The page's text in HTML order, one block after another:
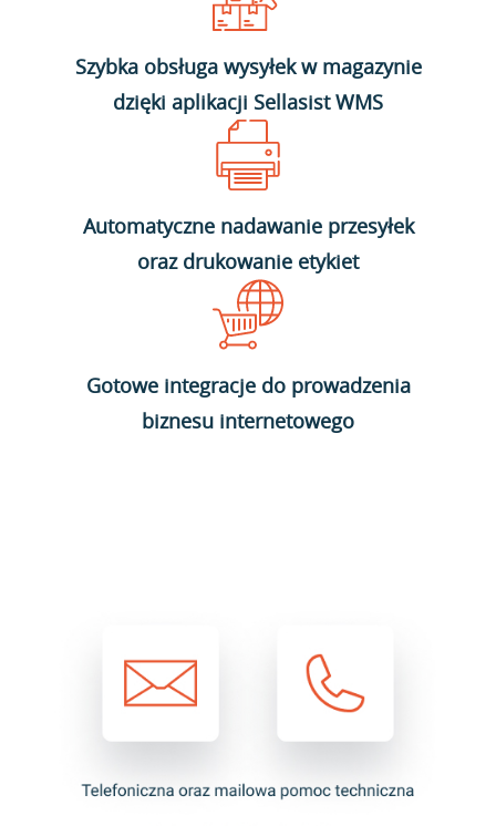
Szybka obsługa wysyłek w magazynie
dzięki aplikacji Sellasist WMS
Automatyczne nadawanie przesyłek
oraz drukowanie etykiet
Gotowe integracje do prowadzenia
biznesu internetowego